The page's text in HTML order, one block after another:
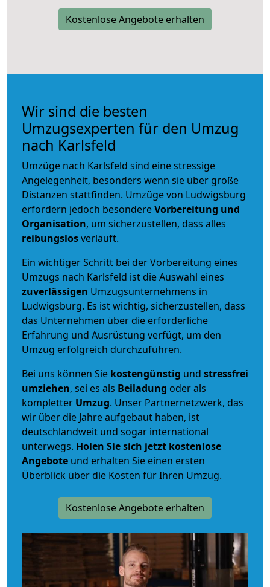
Kostenlose Angebote erhalten
Wir sind die besten
Umzugsexperten für den Umzug
nach Karlsfeld
Umzüge nach Karlsfeld sind eine stressige
Angelegenheit, besonders wenn sie über große
Distanzen stattfinden. Umzüge von Ludwigsburg
erfordern jedoch besondereVorbereitung und
Organisation, um sicherzustellen, dass alles
reibungslosverläuft.
Ein wichtiger Schritt bei der Vorbereitung eines
Umzugs nach Karlsfeld ist die Auswahl eines
zuverlässigen Umzugsunternehmens in
Ludwigsburg. Es ist wichtig, sicherzustellen, dass
das Unternehmen über die erforderliche
Erfahrung und Ausrüstung verfügt, um den
Umzug erfolgreich durchzuführen.
Bei uns können Sie kostengünstig und stressfrei
umziehen, sei es als Beiladung oder als
kompletter Umzug. Unser Partnernetzwerk, das
wir über die Jahre aufgebaut haben, ist
deutschlandweit und sogar international
unterwegs. Holen Sie sich jetzt kostenlose
Angebote und erhalten Sie einen ersten
Überblick über die Kosten für Ihren Umzug.
Kostenlose Angebote erhalten